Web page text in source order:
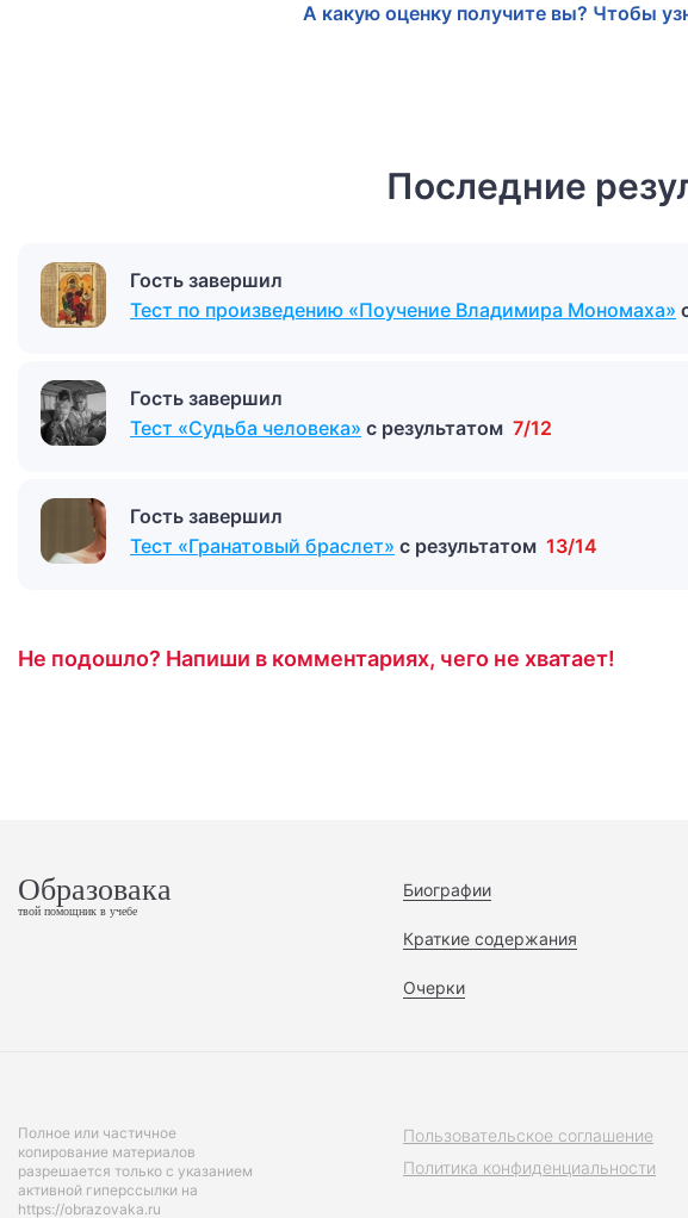
А какую оценку получите вы? Чтобы
Последние
Гость завершил
Тест по произведению «Поучение Владимира Мономаха»
Гость завершил
Тест «Судьба человека» с результатом 7/12
Гость завершил
Тест «Гранатовый браслет» с результатом 13/14
Не подошло? Напиши в комментариях, чего не хватает!
Образовака
твой помощник в учебе
Биографии
Краткие содержания
Очерки
Полное или частичное
копирование материалов
разрешается только с указанием
активной гиперссылки на
https://obrazovaka.ru
Пользовательское соглашение
Политика конфиденциальности